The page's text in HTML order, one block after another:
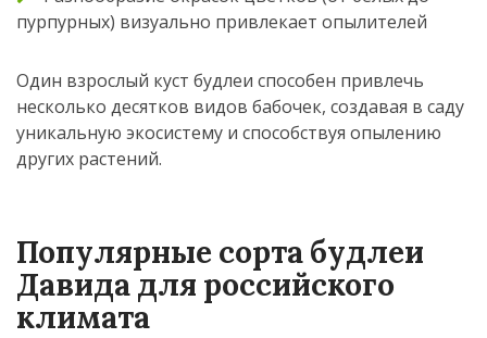
пурпурных) визуально привлекает опылителей
Один взрослый куст будлеи способен привлечь
несколько десятков видов бабочек, создавая в саду
уникальную экосистему и способствуя опылению
других растений.
Популярные сорта будлеи
Давида для российского
климата